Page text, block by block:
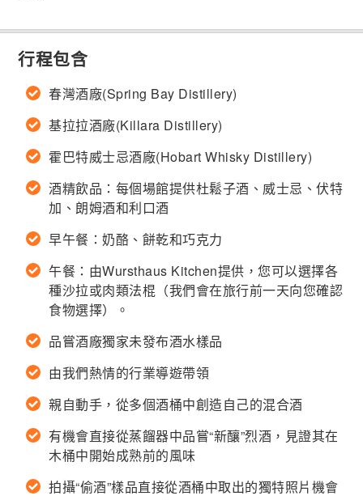
行程包含
春灣酒廠(Spring Bay Distillery)
基拉拉酒廠(Killara Distillery)
霍巴特威士忌酒廠(Hobart Whisky Distillery)
酒精飲品：每個場館提供杜鬆子酒、威士忌、伏特
加、朗姆酒和利口酒
早午餐：奶酪、餅乾和巧克力
午餐：由Wursthaus Kitchen提供，您可以選擇各
種沙拉或肉類法棍（我們會在旅行前一天向您確認
食物選擇）。
品嘗酒廠獨家未發布酒水樣品
由我們熱情的行業導遊帶領
親自動手，從多個酒桶中創造自己的混合酒
有機會直接從蒸餾器中品嘗“新釀”烈酒，見證其在
木桶中開始成熟前的風味
拍攝“偷酒”樣品直接從酒桶中取出的獨特照片機會